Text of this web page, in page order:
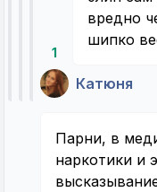
1
вредно
шипко
Катюня
Парни, в
наркотики и